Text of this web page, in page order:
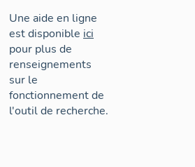
Une aide en ligne
est disponible ici
pour plus de
renseignements
sur le
fonctionnement de
l'outil de recherche.